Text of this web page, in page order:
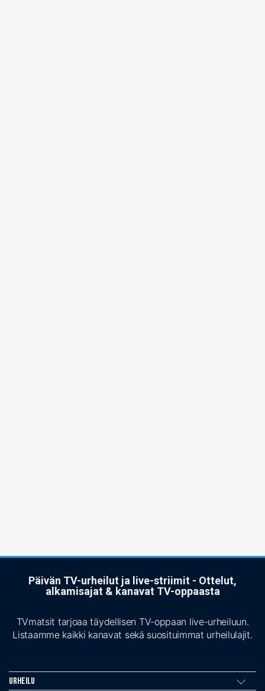
Päivän TV-urheilut ja live-striimit - Ottelut,
alkamisajat & kanavat TV-oppaasta
TVmatsit tarjoaa täydellisen TV-oppaan live-urheiluun.
Listaamme kaikki kanavat sekä suosituimmat urheilulajit.
Urheilu